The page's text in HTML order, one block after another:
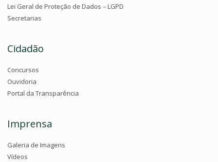
Lei Geral de Proteção de Dados – LGPD
Secretarias
Cidadão
Concursos
Ouvidoria
Portal da Transparência
Imprensa
Galeria de Imagens
Vídeos